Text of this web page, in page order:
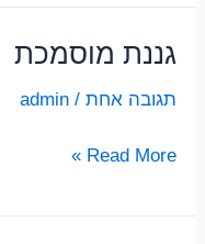
גננת מוסמכת
תגובה אחת /
admin
גננת
Read More »